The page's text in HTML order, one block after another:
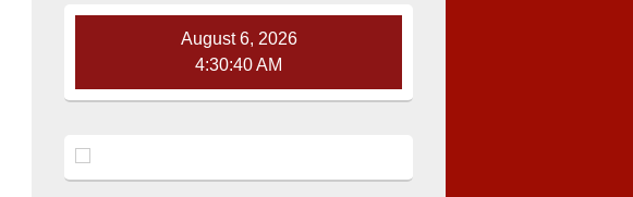
August 6, 2026
4:30:41 AM